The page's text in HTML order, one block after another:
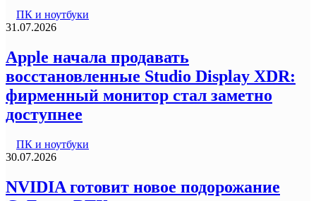
ПК и ноутбуки
31.07.2026
Apple начала продавать
восстановленные Studio Display XDR:
фирменный монитор стал заметно
доступнее
ПК и ноутбуки
30.07.2026
NVIDIA готовит новое подорожание